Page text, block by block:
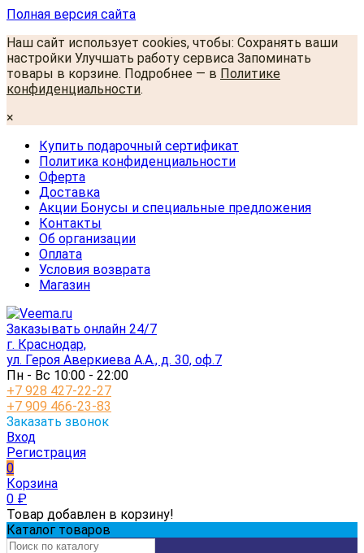
Полная версия сайта
Наш сайт использует cookies, чтобы: Сохранять ваши
настройки Улучшать работу сервиса Запоминать
товары в корзине. Подробнее — в Политике
конфиденциальности.
×
Купить подарочный сертификат
Политика конфиденциальности
Оферта
Доставка
Акции Бонусы и специальные предложения
Контакты
Об организации
Оплата
Условия возврата
Магазин
Заказывать онлайн 24/7
г. Краснодар,
ул. Героя Аверкиева А.А., д. 30, оф.7
Пн - Вс 10:00 - 22:00
+7 928 427-22-27
+7 909 466-23-83
Заказать звонок
Вход
Регистрация
0
Корзина
0 ₽
Товар добавлен в корзину!
Каталог товаров